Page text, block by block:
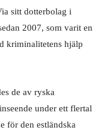
sitt dotterbolag i
2007, som varit en
kriminalitetens hjälp
de av ryska
under ett flertal
för den estländska